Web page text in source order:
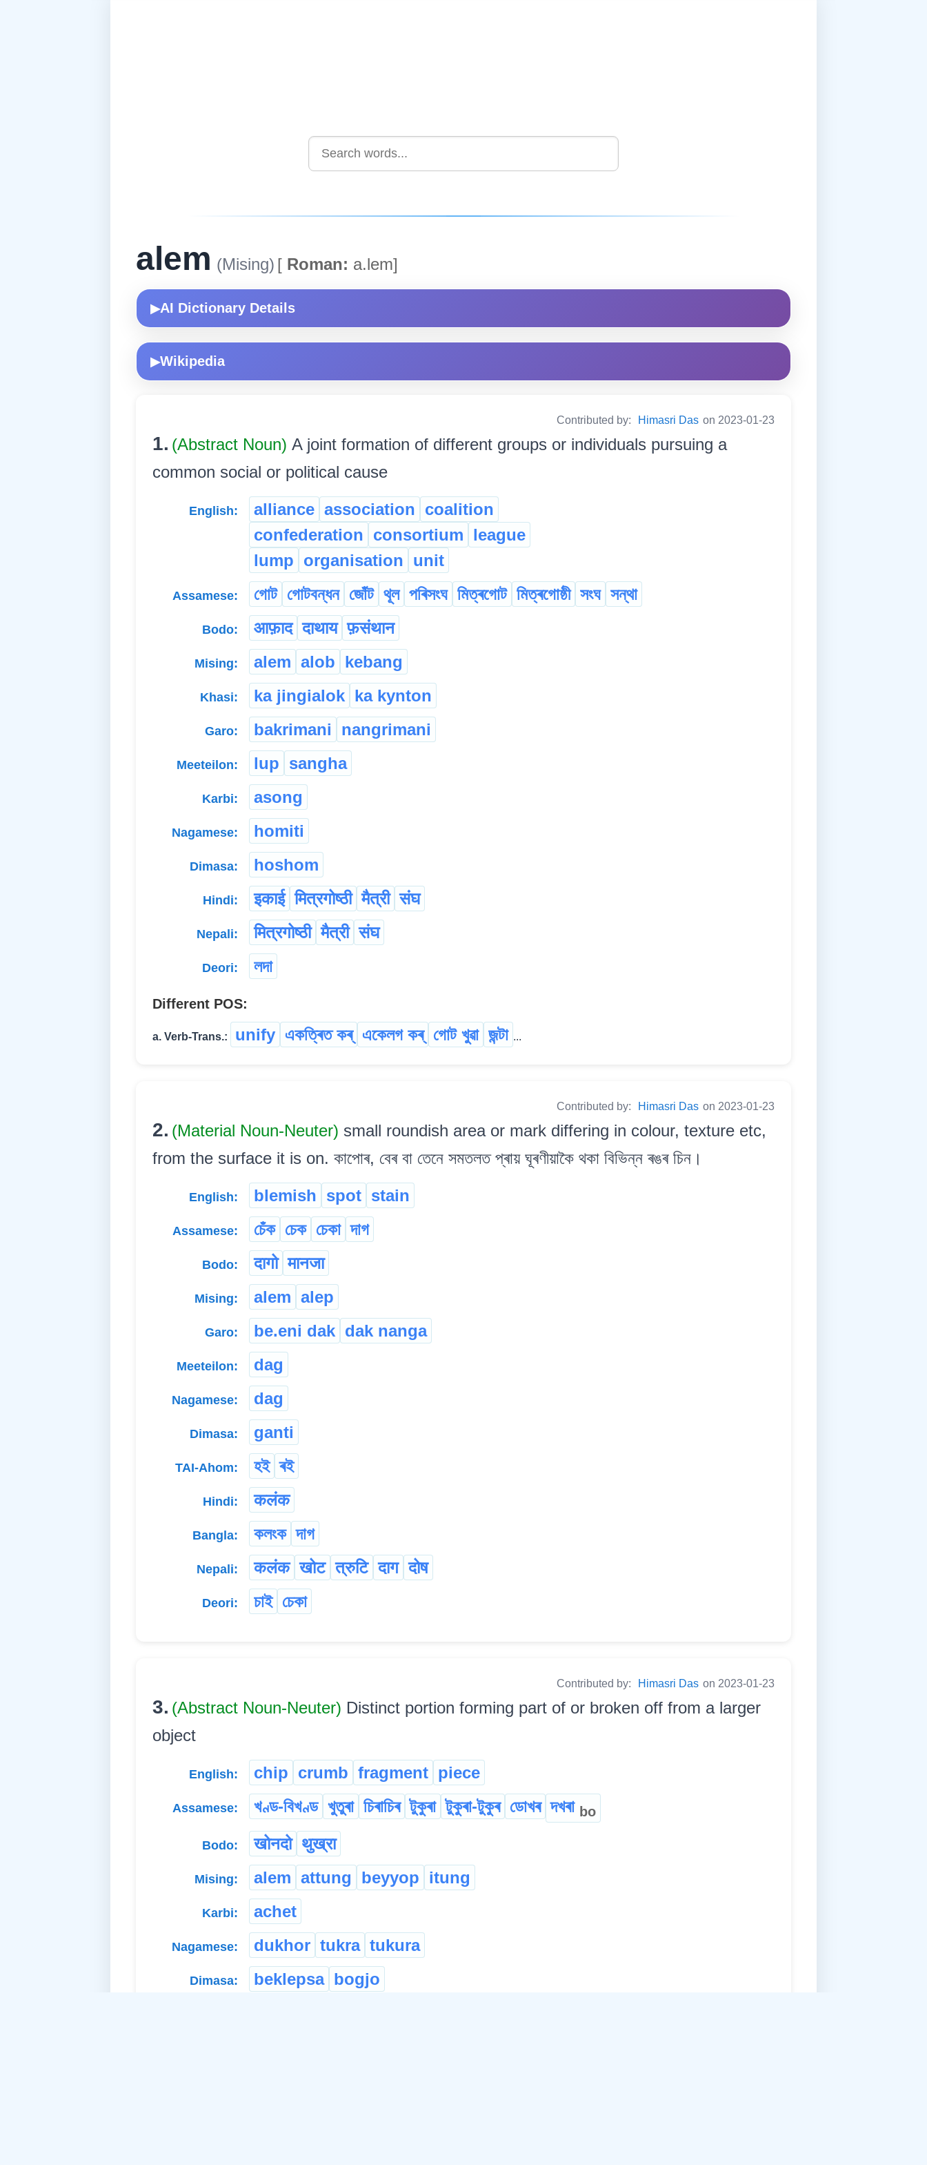
alem (Mising) [ Roman: a.lem]
▶AI Dictionary Details
▶Wikipedia
Contributed by: Himasri Das on 2023-01-23
1. (Abstract Noun) A joint formation of different groups or individuals pursuing a
common social or political cause
English: alliance association coalition
confederation consortium league
lump organisation unit
Assamese: গোট গোটবন্ধন জোঁট থূল পৰিসংঘ মিত্ৰগোট মিত্ৰগোষ্ঠী সংঘ সন্থা
Bodo: आफ़ाद दाथाय फ़संथान
Mising: alem alob kebang
Khasi: ka jingialok ka kynton
Garo: bakrimani nangrimani
Meeteilon: lup sangha
Karbi: asong
Nagamese: homiti
Dimasa: hoshom
Hindi: इकाई मित्रगोष्ठी मैत्री संघ
Nepali: मित्रगोष्ठी मैत्री संघ
Deori: লদা
Different POS:
a. Verb-Trans.: unify একত্ৰিত কৰ্ একেলগ কৰ্ গোট খুৱা জন্টা ...
Contributed by: Himasri Das on 2023-01-23
2. (Material Noun-Neuter) small roundish area or mark differing in colour, texture etc,
from the surface it is on. কাপোৰ, বেৰ বা তেনে সমতলত প্ৰায় ঘূৰণীয়াকৈ থকা বিভিন্ন ৰঙৰ চিন।
English: blemish spot stain
Assamese: চেঁক চেক চেকা দাগ
Bodo: दागो मानजा
Mising: alem alep
Garo: be.eni dak dak nanga
Meeteilon: dag
Nagamese: dag
Dimasa: ganti
TAI-Ahom: হই ৰই
Hindi: कलंक
Bangla: কলংক দাগ
Nepali: कलंक खोट त्रुटि दाग दोष
Deori: চাই চেকা
Contributed by: Himasri Das on 2023-01-23
3. (Abstract Noun-Neuter) Distinct portion forming part of or broken off from a larger
object
English: chip crumb fragment piece
Assamese: খণ্ড-বিখণ্ড খুতুৰা চিৰাচিৰ টুকুৰা টুকুৰা-টুকুৰ ডোখৰ দখৰা bo
Bodo: खोनदो थुख्रा
Mising: alem attung beyyop itung
Karbi: achet
Nagamese: dukhor tukra tukura
Dimasa: beklepsa bogjo